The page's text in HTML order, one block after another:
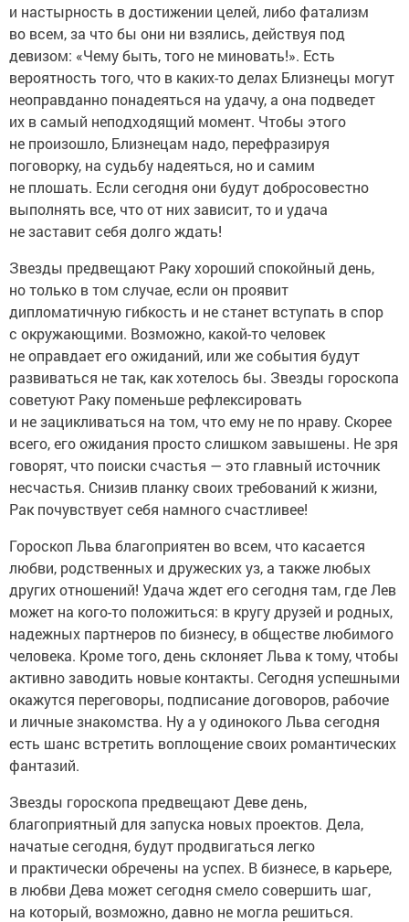
и настырность в достижении целей, либо фатализм
во всем, за что бы они ни взялись, действуя под
девизом: «Чему быть, того не миновать!». Есть
вероятность того, что в каких-то делах Близнецы могут
неоправданно понадеяться на удачу, а она подведет
их в самый неподходящий момент. Чтобы этого
не произошло, Близнецам надо, перефразируя
поговорку, на судьбу надеяться, но и самим
не плошать. Если сегодня они будут добросовестно
выполнять все, что от них зависит, то и удача
не заставит себя долго ждать!
Звезды предвещают Раку хороший спокойный день,
но только в том случае, если он проявит
дипломатичную гибкость и не станет вступать в спор
с окружающими. Возможно, какой-то человек
не оправдает его ожиданий, или же события будут
развиваться не так, как хотелось бы. Звезды гороскопа
советуют Раку поменьше рефлексировать
и не зацикливаться на том, что ему не по нраву. Скорее
всего, его ожидания просто слишком завышены. Не зря
говорят, что поиски счастья — это главный источник
несчастья. Снизив планку своих требований к жизни,
Рак почувствует себя намного счастливее!
Гороскоп Льва благоприятен во всем, что касается
любви, родственных и дружеских уз, а также любых
других отношений! Удача ждет его сегодня там, где Лев
может на кого-то положиться: в кругу друзей и родных,
надежных партнеров по бизнесу, в обществе любимого
человека. Кроме того, день склоняет Льва к тому, чтобы
активно заводить новые контакты. Сегодня успешными
окажутся переговоры, подписание договоров, рабочие
и личные знакомства. Ну а у одинокого Льва сегодня
есть шанс встретить воплощение своих романтических
фантазий.
Звезды гороскопа предвещают Деве день,
благоприятный для запуска новых проектов. Дела,
начатые сегодня, будут продвигаться легко
и практически обречены на успех. В бизнесе, в карьере,
в любви Дева может сегодня смело совершить шаг,
на который, возможно, давно не могла решиться.